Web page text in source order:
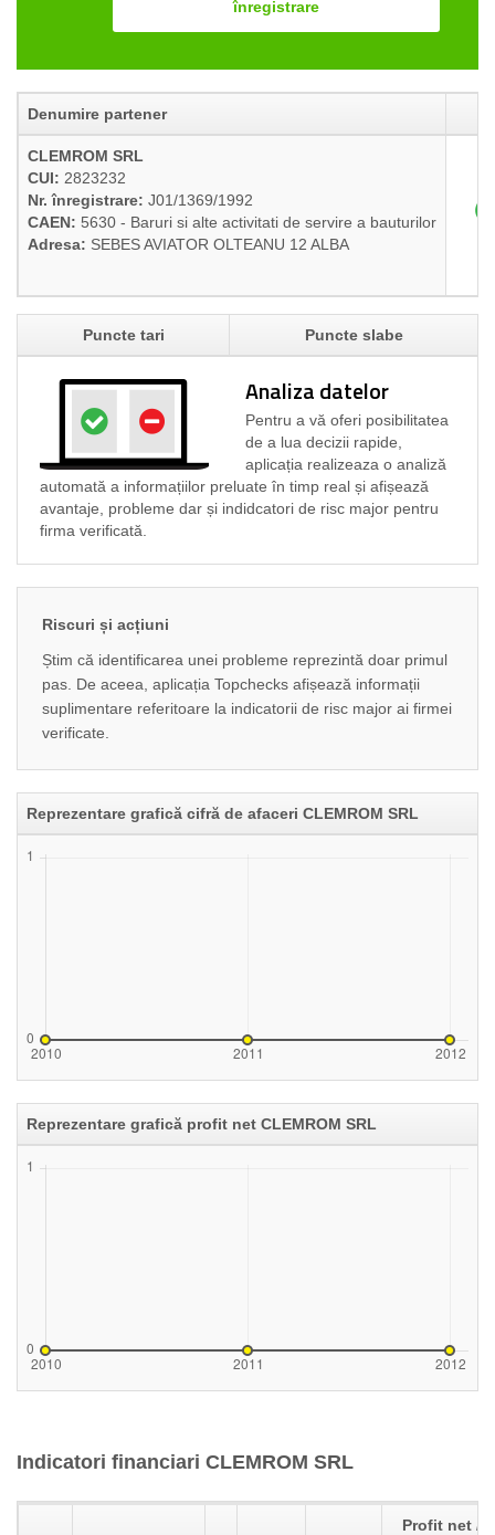
înregistrare
Denumire partener
CLEMROM SRL
CUI: 2823232
Nr. înregistrare: J01/1369/1992
CAEN: 5630 - Baruri si alte activitati de servire a bauturilor
Adresa: SEBES AVIATOR OLTEANU 12 ALBA
Puncte tari Puncte slabe
Analiza datelor
Pentru a vă oferi posibilitatea
de a lua decizii rapide,
aplicația realizeaza o analiză
automată a informațiilor preluate în timp real și afișează
avantaje, probleme dar și indidcatori de risc major pentru
firma verificată.
Riscuri și acțiuni
Știm că identificarea unei probleme reprezintă doar primul
pas. De aceea, aplicația Topchecks afișează informații
suplimentare referitoare la indicatorii de risc major ai firmei
verificate.
Reprezentare grafică cifră de afaceri CLEMROM SRL
Reprezentare grafică profit net CLEMROM SRL
Indicatori financiari CLEMROM SRL
Profit net /